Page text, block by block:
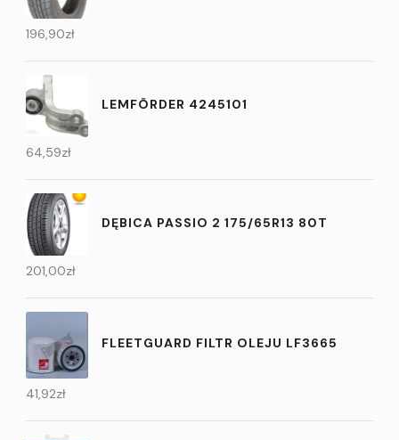
196,90zł
LEMFÖRDER 4245101
64,59zł
DĘBICA PASSIO 2 175/65R13 80T
201,00zł
FLEETGUARD FILTR OLEJU LF3665
41,92zł